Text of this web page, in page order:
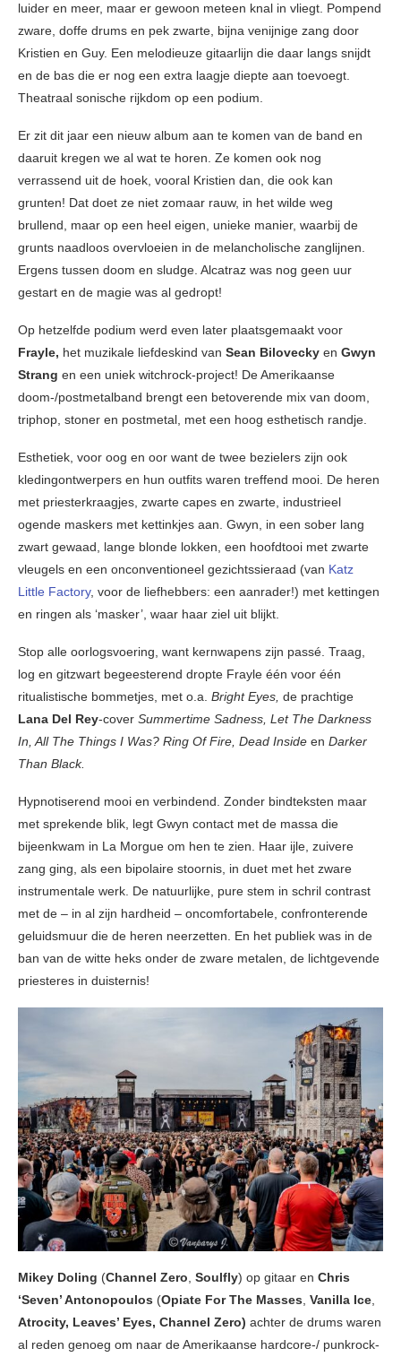
luider en meer, maar er gewoon meteen knal in vliegt. Pompend
zware, doffe drums en pek zwarte, bijna venijnige zang door
Kristien en Guy. Een melodieuze gitaarlijn die daar langs snijdt
en de bas die er nog een extra laagje diepte aan toevoegt.
Theatraal sonische rijkdom op een podium.
Er zit dit jaar een nieuw album aan te komen van de band en
daaruit kregen we al wat te horen. Ze komen ook nog
verrassend uit de hoek, vooral Kristien dan, die ook kan
grunten! Dat doet ze niet zomaar rauw, in het wilde weg
brullend, maar op een heel eigen, unieke manier, waarbij de
grunts naadloos overvloeien in de melancholische zanglijnen.
Ergens tussen doom en sludge. Alcatraz was nog geen uur
gestart en de magie was al gedropt!
Op hetzelfde podium werd even later plaatsgemaakt voor
Frayle, het muzikale liefdeskind van Sean Bilovecky en Gwyn
Strang en een uniek witchrock-project! De Amerikaanse
doom-/postmetalband brengt een betoverende mix van doom,
triphop, stoner en postmetal, met een hoog esthetisch randje.
Esthetiek, voor oog en oor want de twee bezielers zijn ook
kledingontwerpers en hun outfits waren treffend mooi. De heren
met priesterkraagjes, zwarte capes en zwarte, industrieel
ogende maskers met kettinkjes aan. Gwyn, in een sober lang
zwart gewaad, lange blonde lokken, een hoofdtooi met zwarte
vleugels en een onconventioneel gezichtssieraad (van Katz
Little Factory, voor de liefhebbers: een aanrader!) met kettingen
en ringen als ‘masker’, waar haar ziel uit blijkt.
Stop alle oorlogsvoering, want kernwapens zijn passé. Traag,
log en gitzwart begeesterend dropte Frayle één voor één
ritualistische bommetjes, met o.a. Bright Eyes, de prachtige
Lana Del Rey-cover Summertime Sadness, Let The Darkness
In, All The Things I Was? Ring Of Fire, Dead Inside en Darker
Than Black.
Hypnotiserend mooi en verbindend. Zonder bindteksten maar
met sprekende blik, legt Gwyn contact met de massa die
bijeenkwam in La Morgue om hen te zien. Haar ijle, zuivere
zang ging, als een bipolaire stoornis, in duet met het zware
instrumentale werk. De natuurlijke, pure stem in schril contrast
met de – in al zijn hardheid – oncomfortabele, confronterende
geluidsmuur die de heren neerzetten. En het publiek was in de
ban van de witte heks onder de zware metalen, de lichtgevende
priesteres in duisternis!
Mikey Doling (Channel Zero, Soulfly) op gitaar en Chris
‘Seven’ Antonopoulos (Opiate For The Masses, Vanilla Ice,
Atrocity, Leaves’ Eyes, Channel Zero) achter de drums waren
al reden genoeg om naar de Amerikaanse hardcore-/ punkrock-